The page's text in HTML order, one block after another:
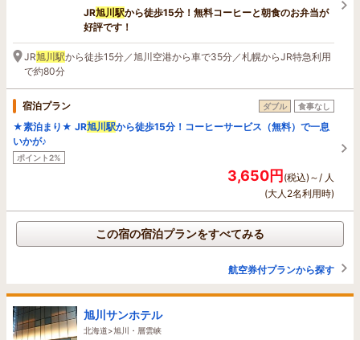
JR旭川駅から徒歩15分！無料コーヒーと朝食のお弁当が
好評です！
JR旭川駅から徒歩15分／旭川空港から車で35分／札幌からJR特急利用
で約80分
宿泊プラン ダブル 食事なし
★素泊まり★ JR旭川駅から徒歩15分！コーヒーサービス（無料）で一息
いかが♪
ポイント2%
3,650円(税込)～/ 人
(大人2名利用時)
この宿の宿泊プランをすべてみる
航空券付プランから探す
旭川サンホテル
北海道>旭川・層雲峡